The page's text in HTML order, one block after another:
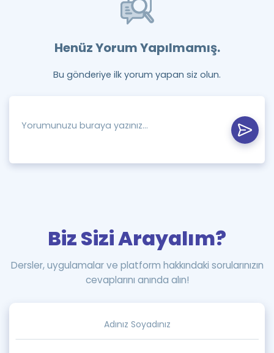
Henüz Yorum Yapılmamış.
Bu gönderiye ilk yorum yapan siz olun.
Biz Sizi Arayalım?
Dersler, uygulamalar ve platform hakkındaki sorularınızın
cevaplarını anında alın!